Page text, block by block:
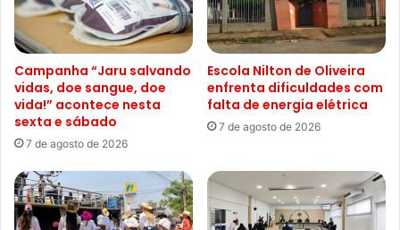
Campanha “Jaru salvando
vidas, doe sangue, doe
vida!” acontece nesta
sexta e sábado
7 de agosto de 2026
Escola Nilton de Oliveira
enfrenta dificuldades com
falta de energia elétrica
7 de agosto de 2026